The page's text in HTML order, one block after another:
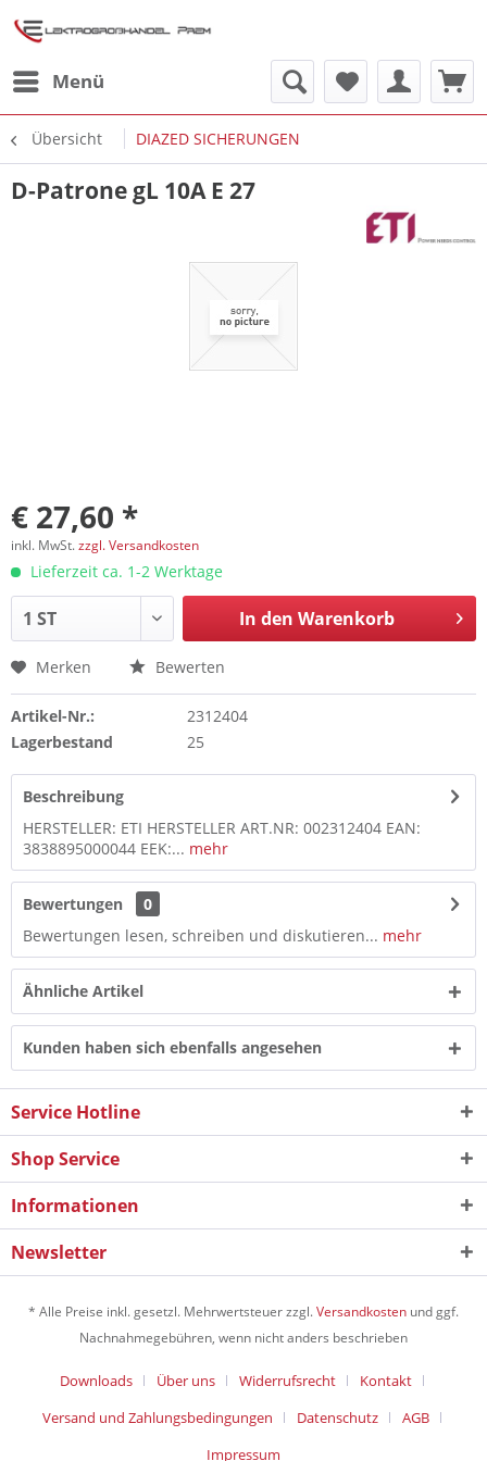
Menü
Übersicht DIAZED SICHERUNGEN
D-Patrone gL 10A E 27
€ 27,60 *
inkl. MwSt.zzgl. Versandkosten
Lieferzeit ca. 1-2 Werktage
In den Warenkorb
Merken Bewerten
Artikel-Nr.:
2312404
Lagerbestand
25
Beschreibung
HERSTELLER: ETI HERSTELLER ART.NR: 002312404 EAN:
3838895000044 EEK:... mehr
Bewertungen
0
Bewertungen lesen, schreiben und diskutieren... mehr
Ähnliche Artikel
Kunden haben sich ebenfalls angesehen
Service Hotline
Shop Service
Informationen
Newsletter
* Alle Preise inkl. gesetzl. Mehrwertsteuer zzgl.Versandkosten und ggf.
Nachnahmegebühren, wenn nicht anders beschrieben
Downloads Über uns Widerrufsrecht
Kontakt
Versand und Zahlungsbedingungen
Datenschutz
AGB
Impressum